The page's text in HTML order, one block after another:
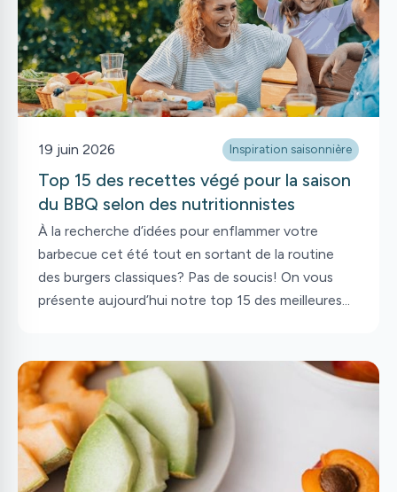
19 juin 2026 Inspiration saisonnière
Top 15 des recettes végé pour la saison
du BBQ selon des nutritionnistes
À la recherche d’idées pour enflammer votre
barbecue cet été tout en sortant de la routine
des burgers classiques? Pas de soucis! On vous
présente aujourd’hui notre top 15 des meilleures
semaine décontracté, ces idées gourmandes
prouvent que les végétaux n’ont rien à envier à la
viande. Le petit plus? Vous découvrirez des façons
surprenantes de griller vos aliments préférés, des
fromages aux fruits, pour un maximum de saveurs !